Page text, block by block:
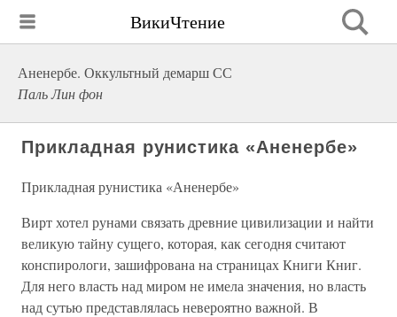
ВикиЧтение
Аненербе. Оккультный демарш СС
Паль Лин фон
Прикладная рунистика «Аненербе»
Прикладная рунистика «Аненербе»
Вирт хотел рунами связать древние цивилизации и найти
великую тайну сущего, которая, как сегодня считают
конспирологи, зашифрована на страницах Книги Книг.
Для него власть над миром не имела значения, но власть
над сутью представлялась невероятно важной. В